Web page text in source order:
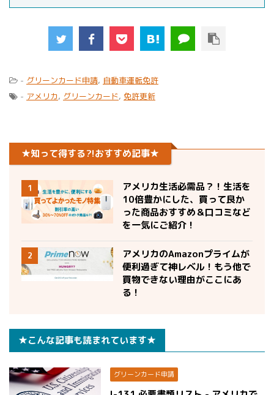
- グリーンカード申請, 自動車運転免許
- アメリカ, グリーンカード, 免許更新
★知って得する?!おすすめ記事★
1
アメリカ生活必需品？！生活を
10倍豊かにした、買って良か
った商品おすすめ＆口コミなど
を一気にご紹介！
2
アメリカのAmazonプライムが
便利過ぎて神レベル！もう他で
買物できない理由がここにあ
る！
★こんな記事も読まれています★
グリーンカード申請